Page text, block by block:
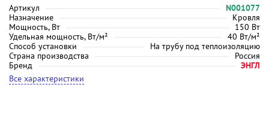
Артикул
N001077
Назначение
Кровля
Мощность, Вт
150 Вт
Удельная мощность, Вт/м²
40 Вт/м²
Способ установки
На трубу под теплоизоляцию
Страна производства
Россия
Бренд
ЭНГЛ
Все характеристики